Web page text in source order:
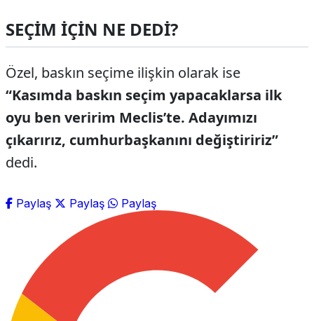
SEÇİM İÇİN NE DEDİ?
Özel, baskın seçime ilişkin olarak ise
“Kasımda baskın seçim yapacaklarsa ilk
oyu ben veririm Meclis’te. Adayımızı
çıkarırız, cumhurbaşkanını değiştiririz”
dedi.
Paylaş Paylaş Paylaş